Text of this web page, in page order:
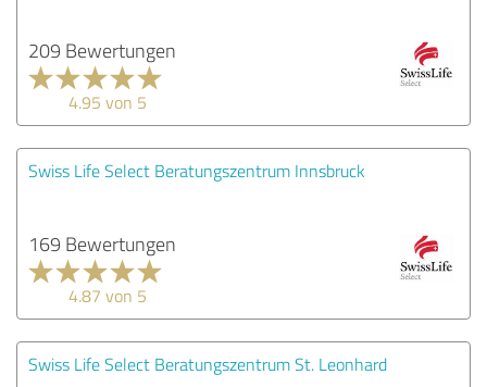
209 Bewertungen
4.95 von 5
Swiss Life Select Beratungszentrum Innsbruck
169 Bewertungen
4.87 von 5
Swiss Life Select Beratungszentrum St. Leonhard